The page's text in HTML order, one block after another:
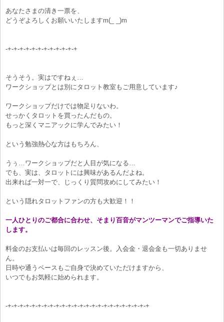
あなたさまの清き一票を、
どうぞよろしくお願いいたしますm(_ _)m
-+-+-+-+-+-+-+-+-+-+-+-+
そうそう。実はですねぇ…
ワークショップとは別に タロット教室もご用意しています♪
ワークショップだけでは物足りないわ。
せっかくタロットを買ったんだもの。
もっと深くマニアックに学んでみたい！
という勉強熱心な方はもちろん、
うぅ…ワークショップだと人目が気になる…
でも、実は、
タロットには興味があるんだよね。
出来れば一対一で、じっくり質問攻めにしてみたい！
という隠れタロットファンの方も大歓迎！！
一人ひとりのご都合に合わせ、 そまり百音がマンツーマンでご指導いた
します。
料金のお支払いは毎回のレッスン後。
入会金・退会金も一切ありませ
ん。
日時や通うペースもご自身で決めていただけますから、
いつでもお気軽に始められます。
-+-+-+-+-+-+-+-+-+-+-+-+-+-+-+-+-+-+-+-+-+-+-+-+